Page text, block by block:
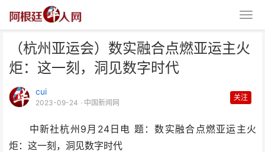
（杭州亚运会）数实融合点燃亚运主火
炬：这一刻，洞见数字时代
cui
2023-09-24 · 中国新闻网
关注
中新社杭州9月24日电 题：数实融合点燃亚运主火
炬：这一刻，洞见数字时代
（杭州亚运会）数实融合点燃亚运